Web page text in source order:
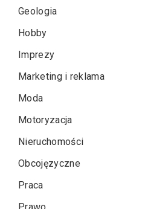
Geologia
Hobby
Imprezy
Marketing i reklama
Moda
Motoryzacja
Nieruchomości
Obcojęzyczne
Praca
Prawo